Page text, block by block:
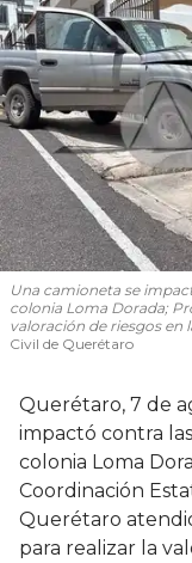
Una camioneta se
colonia Loma Dorada;
valoración de riesgos en
Civil de Querétaro
Querétaro, 7 de
impactó contra
colonia Loma
Coordinación
Querétaro
para realizar la